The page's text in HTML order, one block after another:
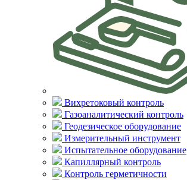
Вихретоковый контроль
Газоаналитический контроль
Геодезическое оборудование
Измерительный инструмент
Испытательное оборудование
Капиллярный контроль
Контроль герметичности